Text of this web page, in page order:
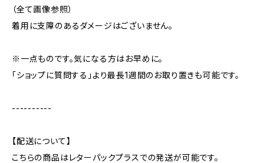
（全て画像参照）
着用に支障のあるダメージはございません。
※一点ものです。気になる方はお早めに。
「ショップに質問する」より最長1週間のお取り置きも可能です。
----------
【配送について】
こちらの商品はレターパックプラスでの発送が可能です。